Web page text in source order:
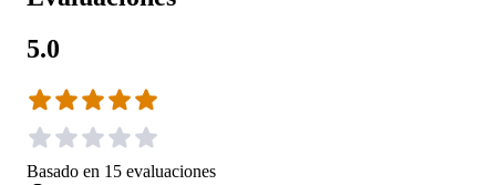
5.0
Basado en 15 evaluaciones